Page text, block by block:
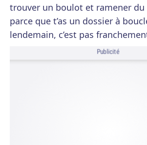
trouver un boulot et ramener du
parce que t’as un dossier à
lendemain, c’est pas
Publicité